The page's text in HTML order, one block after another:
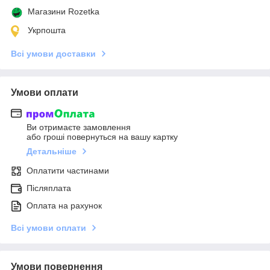
Магазини Rozetka
Укрпошта
Всі умови доставки
Умови оплати
Ви отримаєте замовлення
або гроші повернуться на вашу картку
Детальніше
Оплатити частинами
Післяплата
Оплата на рахунок
Всі умови оплати
Умови повернення